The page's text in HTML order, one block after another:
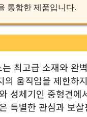
통합한 제품입니다.
최고급 소재와
움직임을 제한
성체기인 중형견
특별한 관심과 보